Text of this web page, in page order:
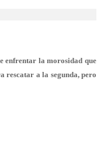
enfrentar la morosidad que
rescatar a la segunda, pero